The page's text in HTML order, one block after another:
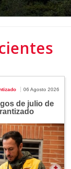
06 Agosto 2026
de julio de